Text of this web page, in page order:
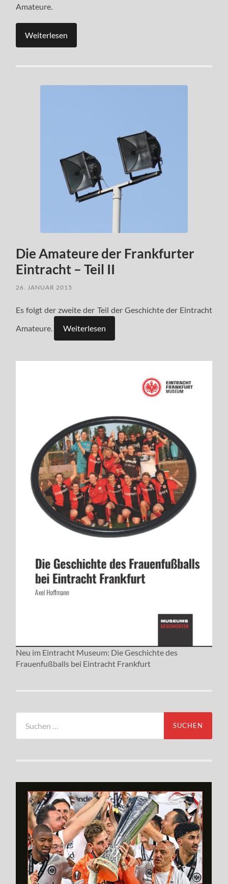
Amateure.
Weiterlesen
Die Amateure der Frankfurter
Eintracht – Teil II
26. JANUAR 2015
Es folgt der zweite der Teil der Geschichte der Eintracht
Amateure.
Weiterlesen
Neu im Eintracht Museum: Die Geschichte des
Frauenfußballs bei Eintracht Frankfurt
nach: